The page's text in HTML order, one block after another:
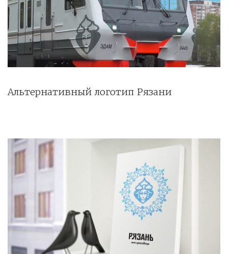
Альтернативный логотип Рязани